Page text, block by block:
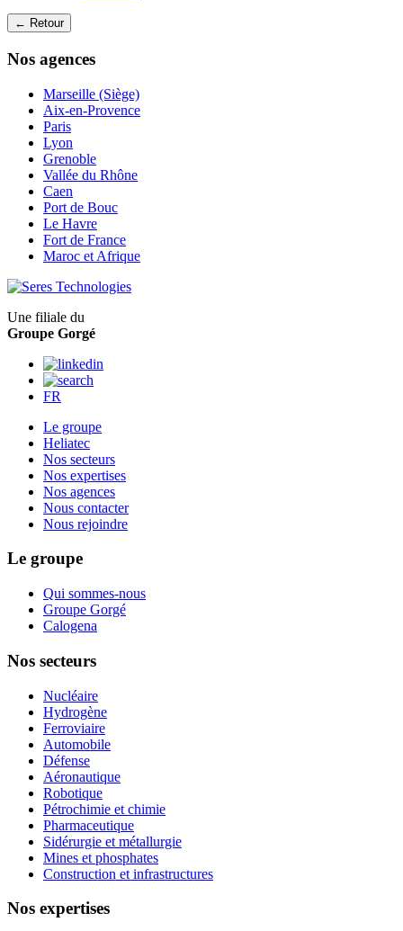
← Retour
Nos agences
Marseille (Siège)
Aix-en-Provence
Paris
Lyon
Grenoble
Vallée du Rhône
Caen
Port de Bouc
Le Havre
Fort de France
Maroc et Afrique
Une filiale du
Groupe Gorgé
FR
Le groupe
Heliatec
Nos secteurs
Nos expertises
Nos agences
Nous contacter
Nous rejoindre
Le groupe
Qui sommes-nous
Groupe Gorgé
Calogena
Nos secteurs
Nucléaire
Hydrogène
Ferroviaire
Automobile
Défense
Aéronautique
Robotique
Pétrochimie et chimie
Pharmaceutique
Sidérurgie et métallurgie
Mines et phosphates
Construction et infrastructures
Nos expertises